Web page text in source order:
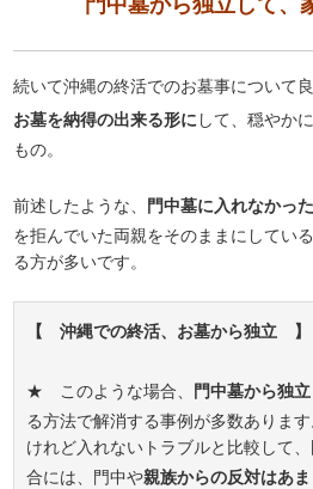
門中墓から独立して、
続いて沖縄の終活でのお墓事について
お墓を納得の出来る形にして、穏やか
もの。
前述したような、 門中墓に入れなかっ
を拒んでいた両親をそのままにしてい
る方が多いです。
【 沖縄での終活、お墓から独立 】
★ このような場合、 門中墓から独立
る方法で解消する事例が多数ありま
けれど入れないトラブルと比較して
合には、門中や親族からの反対はあ